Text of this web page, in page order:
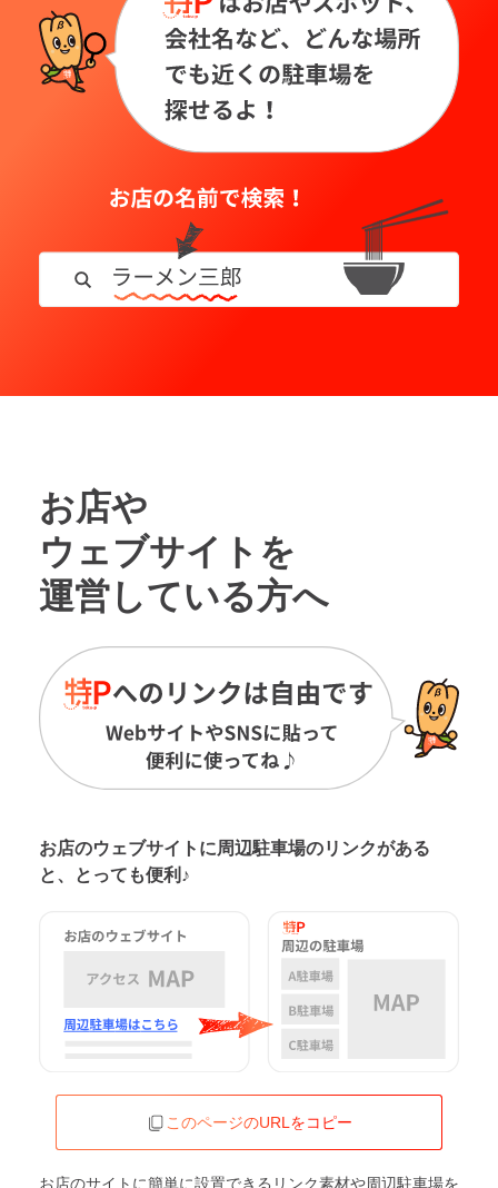
お店や
ウェブサイトを
運営している方へ
お店のウェブサイトに周辺駐車場のリンクがある
と、とっても便利♪
このページのURLをコピー
お店のサイトに簡単に設置できるリンク素材や周辺駐車場を